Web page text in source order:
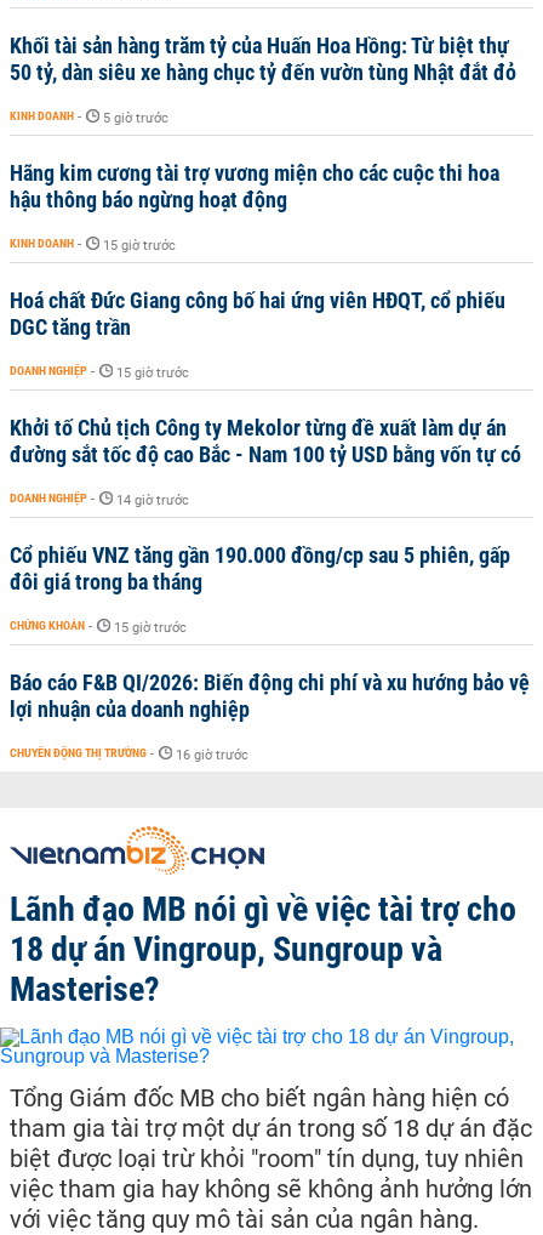
Khối tài sản hàng trăm tỷ của Huấn Hoa Hồng: Từ biệt thự
50 tỷ, dàn siêu xe hàng chục tỷ đến vườn tùng Nhật đắt đỏ
KINH DOANH - 5 giờ trước
Hãng kim cương tài trợ vương miện cho các cuộc thi hoa
hậu thông báo ngừng hoạt động
KINH DOANH - 15 giờ trước
Hoá chất Đức Giang công bố hai ứng viên HĐQT, cổ phiếu
DGC tăng trần
DOANH NGHIỆP - 15 giờ trước
Khởi tố Chủ tịch Công ty Mekolor từng đề xuất làm dự án
đường sắt tốc độ cao Bắc - Nam 100 tỷ USD bằng vốn tự có
DOANH NGHIỆP - 14 giờ trước
Cổ phiếu VNZ tăng gần 190.000 đồng/cp sau 5 phiên, gấp
đôi giá trong ba tháng
CHỨNG KHOÁN - 15 giờ trước
Báo cáo F&B QI/2026: Biến động chi phí và xu hướng bảo vệ
lợi nhuận của doanh nghiệp
CHUYỂN ĐỘNG THỊ TRƯỜNG - 16 giờ trước
Lãnh đạo MB nói gì về việc tài trợ cho
18 dự án Vingroup, Sungroup và
Masterise?
Tổng Giám đốc MB cho biết ngân hàng hiện có
tham gia tài trợ một dự án trong số 18 dự án đặc
biệt được loại trừ khỏi "room" tín dụng, tuy nhiên
việc tham gia hay không sẽ không ảnh hưởng lớn
với việc tăng quy mô tài sản của ngân hàng.